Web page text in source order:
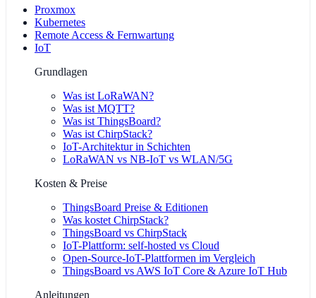
Proxmox
Kubernetes
Remote Access & Fernwartung
IoT
Grundlagen
Was ist LoRaWAN?
Was ist MQTT?
Was ist ThingsBoard?
Was ist ChirpStack?
IoT-Architektur in Schichten
LoRaWAN vs NB-IoT vs WLAN/5G
Kosten & Preise
ThingsBoard Preise & Editionen
Was kostet ChirpStack?
ThingsBoard vs ChirpStack
IoT-Plattform: self-hosted vs Cloud
Open-Source-IoT-Plattformen im Vergleich
ThingsBoard vs AWS IoT Core & Azure IoT Hub
Anleitungen